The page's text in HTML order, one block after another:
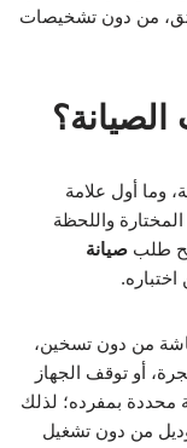
موثق، من دون تشخيصات
وما أول علامة
واللحظة
طلب صيانة
من دون تسخين،
أو توقف الجهاز
محددة بمفرده؛ لذلك
من دون تشغيل